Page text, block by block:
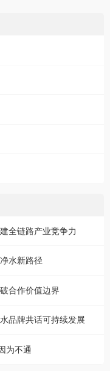
全链路产业竞争力
水新路径
合作价值边界
品牌共话可持续发展
为不通